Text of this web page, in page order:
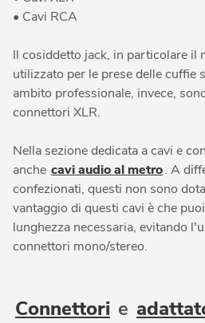
• Cavi RCA
Il cosiddetto jack, in particolare il
utilizzato per le prese delle cuffie
ambito professionale, invece,
connettori XLR.
Nella sezione dedicata a cavi e
anche cavi audio al metro. A
confezionati, questi non sono
vantaggio di questi cavi è che
lunghezza necessaria, evitando
connettori mono/stereo.
Connettori e